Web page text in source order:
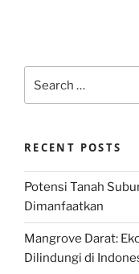
for:
RECENT POSTS
Potensi Tanah
Dimanfaatkan
Mangrove Darat:
Dilindungi di